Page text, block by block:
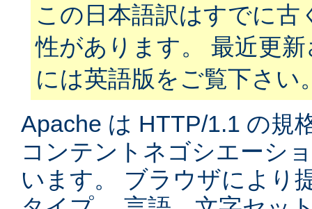
この日本語訳はすでに古
性があります。 最近更
には英語版をご覧下さい
Apache は HTTP/1.1 の規
コンテントネゴシエーシ
います。 ブラウザにより